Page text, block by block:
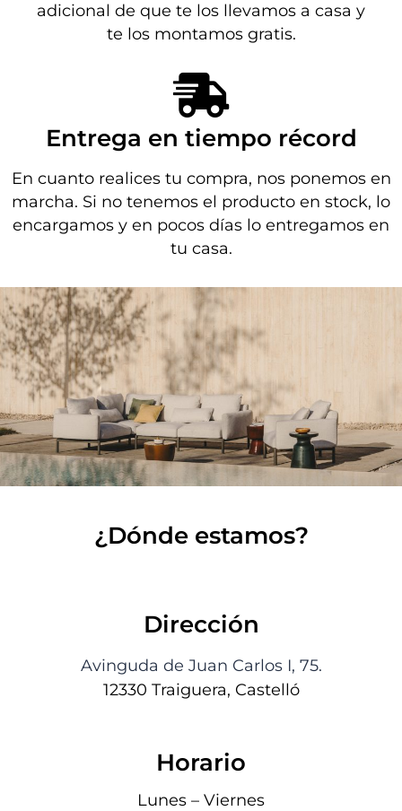
adicional de que te los llevamos a casa y
te los montamos gratis.
Entrega en tiempo récord
En cuanto realices tu compra, nos ponemos en
marcha. Si no tenemos el producto en stock, lo
encargamos y en pocos días lo entregamos en
tu casa.
¿Dónde estamos?
Dirección
Avinguda de Juan Carlos I, 75.
12330 Traiguera, Castelló
Horario
Lunes – Viernes